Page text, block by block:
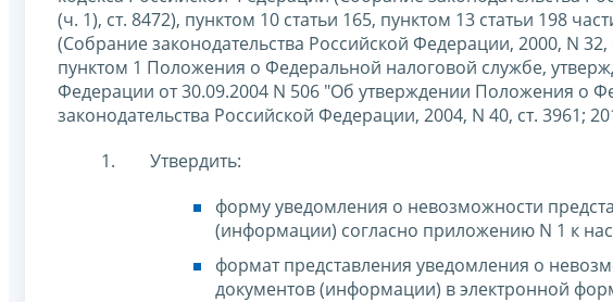
(ч. 1), ст. 8472), пунктом 10 статьи 165, пунктом 13 статьи 198
(Собрание законодательства Российской Федерации, 2000, N 32,
пунктом 1 Положения о Федеральной налоговой службе,
Федерации от 30.09.2004 N 506 "Об утверждении Положения о
законодательства Российской Федерации, 2004, N 40, ст. 3961;
Утвердить:
форму уведомления о невозможности
(информации) согласно приложению N 1 к
формат представления уведомления о
документов (информации) в электронной